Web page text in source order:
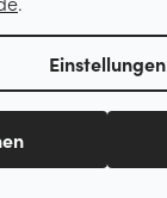
Einstellungen